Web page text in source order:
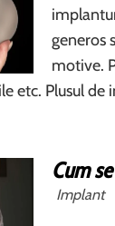
generos
motive.
etc. Plusul de
Cum
Implant